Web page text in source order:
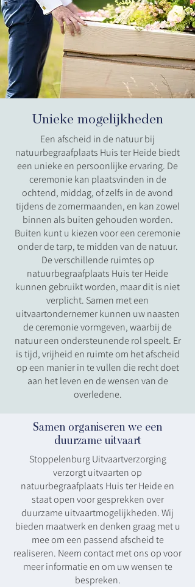
Unieke mogelijkheden
Een afscheid in de natuur bij
natuurbegraafplaats Huis ter Heide biedt
een unieke en persoonlijke ervaring. De
ceremonie kan plaatsvinden in de
ochtend, middag, of zelfs in de avond
tijdens de zomermaanden, en kan zowel
binnen als buiten gehouden worden.
Buiten kunt u kiezen voor een ceremonie
onder de tarp, te midden van de natuur.
De verschillende ruimtes op
natuurbegraafplaats Huis ter Heide
kunnen gebruikt worden, maar dit is niet
verplicht. Samen met een
uitvaartondernemer kunnen uw naasten
de ceremonie vormgeven, waarbij de
natuur een ondersteunende rol speelt. Er
is tijd, vrijheid en ruimte om het afscheid
op een manier in te vullen die recht doet
aan het leven en de wensen van de
overledene.
Samen organiseren we een
duurzame uitvaart
Stoppelenburg Uitvaartverzorging
verzorgt uitvaarten op
natuurbegraafplaats Huis ter Heide en
staat open voor gesprekken over
duurzame uitvaartmogelijkheden. Wij
bieden maatwerk en denken graag met u
mee om een passend afscheid te
realiseren. Neem contact met ons op voor
meer informatie en om uw wensen te
bespreken.